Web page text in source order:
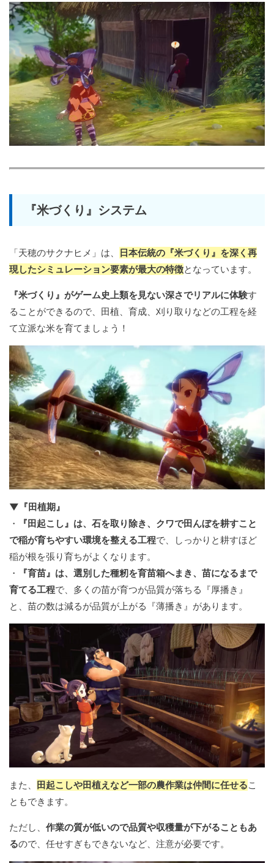
『米づくり』システム
「天穂のサクナヒメ」は、
日本伝統の『米づくり』を深く再
現したシミュレーション要素が最大の特徴となっています。
『米づくり』がゲーム史上類を見ない深さでリアルに体験す
ることができるので、田植、育成、刈り取りなどの工程を経
て立派な米を育てましょう！
▼『田植期』
・
『田起こし』は、石を取り除き、クワで田んぼを耕すこと
で稲が育ちやすい環境を整える工程で、しっかりと耕すほど
稲が根を張り育ちがよくなります。
・
『育苗』は、選別した種籾を育苗箱へまき、苗になるまで
育てる工程で、多くの苗が育つが品質が落ちる『厚播き』
と、苗の数は減るが品質が上がる『薄播き』があります。
また、 田起こしや田植えなど一部の農作業は仲間に任せるこ
ともできます。
ただし、 作業の質が低いので品質や収穫量が下がることもあ
るので、任せすぎもできないなど、注意が必要です。